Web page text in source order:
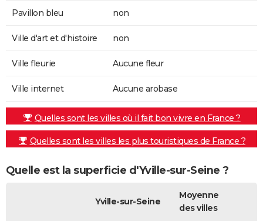
Pavillon bleu non
Ville d'art et d'histoire non
Ville fleurie Aucune fleur
Ville internet Aucune arobase
Quelles sont les villes où il fait bon vivre en France ?
Quelles sont les villes les plus touristiques de France ?
Quelle est la superficie d'Yville-sur-Seine ?
Yville-sur-Seine
Moyenne
des villes